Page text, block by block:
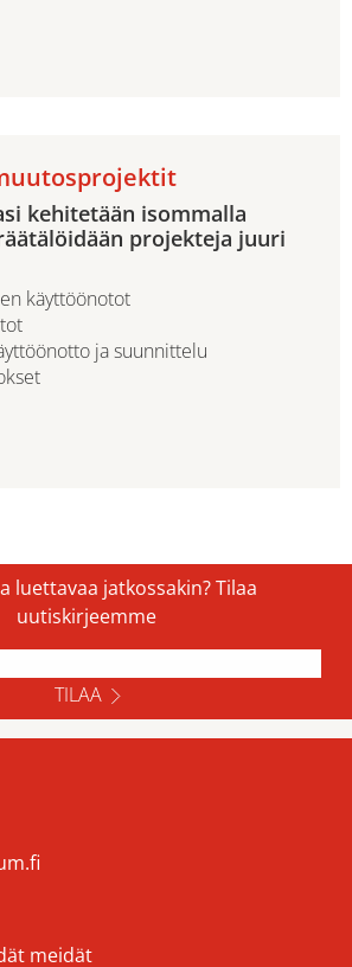
kehitetään isommalla
projekteja juuri
käyttöönotot
ja suunnittelu
luettavaa jatkossakin? Tilaa
uutiskirjeemme
TILAA
meidät